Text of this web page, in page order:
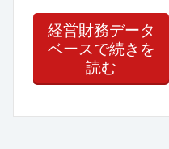
経営財務データ
ベースで続きを
読む